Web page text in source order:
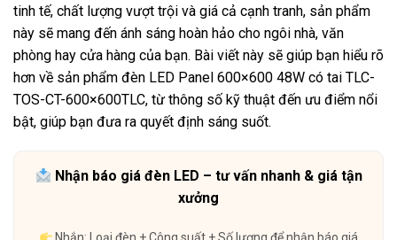
tinh tế, chất lượng vượt trội và giá cả cạnh tranh, sản phẩm
này sẽ mang đến ánh sáng hoàn hảo cho ngôi nhà, văn
phòng hay cửa hàng của bạn. Bài viết này sẽ giúp bạn hiểu rõ
hơn về sản phẩm đèn LED Panel 600×600 48W có tai TLC-
TOS-CT-600×600TLC, từ thông số kỹ thuật đến ưu điểm nổi
bật, giúp bạn đưa ra quyết định sáng suốt.
Nhận báo giá đèn LED – tư vấn nhanh & giá tận
xưởng